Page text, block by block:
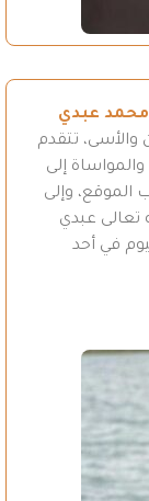
محمد عبدي
والأسى، تتقدم
إلى
الموقع، وإلى
تعالى عبدي
في أحد